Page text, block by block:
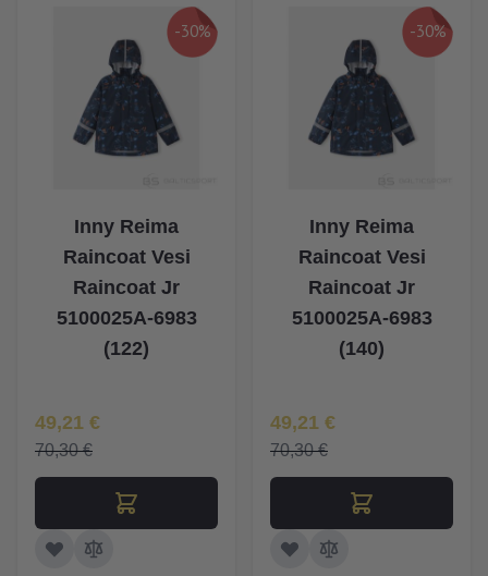
-30%
Inny Reima
Raincoat Vesi
Raincoat Jr
5100025A-6983
(122)
Īpaša Cena
49,21 €
70,30 €
-30%
Inny Reima
Raincoat Vesi
Raincoat Jr
5100025A-6983
(140)
Īpaša Cena
49,21 €
70,30 €